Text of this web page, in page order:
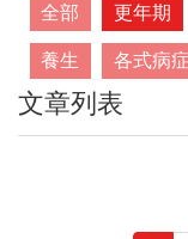
全部 更年期
養生
各式病
文章列表